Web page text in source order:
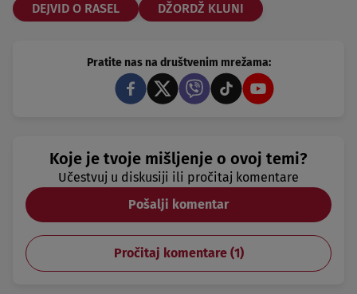
DEJVID O RASEL DŽORDŽ KLUNI
Pratite nas na društvenim mrežama:
Koje je tvoje mišljenje o ovoj temi?
Učestvuj u diskusiji ili pročitaj komentare
Pošalji komentar
Pročitaj komentare (1)